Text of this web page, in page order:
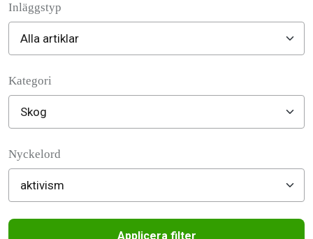
Inläggstyp
Kategori
Nyckelord
Applicera filter